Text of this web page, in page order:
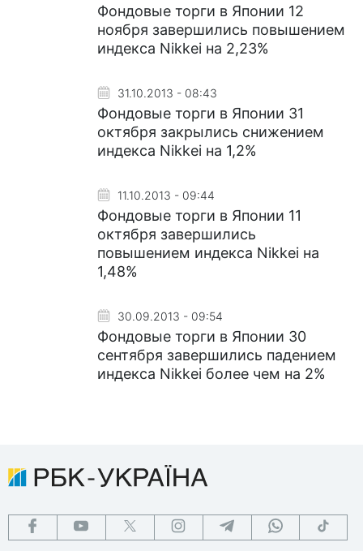
Фондовые торги в Японии 12
ноября завершились повышением
индекса Nikkei на 2,23%
31.10.2013 - 08:43
Фондовые торги в Японии 31
октября закрылись снижением
индекса Nikkei на 1,2%
11.10.2013 - 09:44
Фондовые торги в Японии 11
октября завершились
повышением индекса Nikkei на
1,48%
30.09.2013 - 09:54
Фондовые торги в Японии 30
сентября завершились падением
индекса Nikkei более чем на 2%